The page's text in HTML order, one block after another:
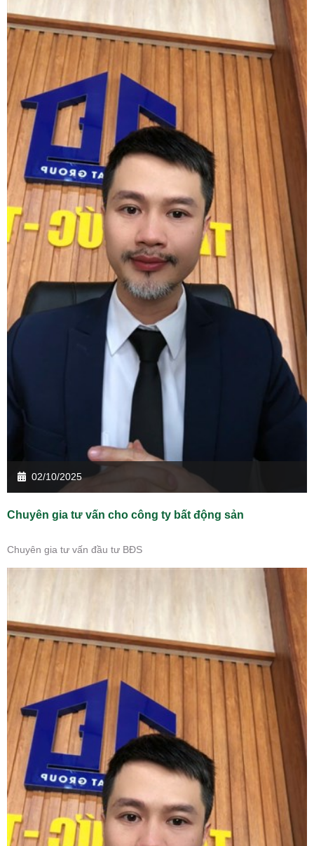
02/10/2025
Chuyên gia tư vấn cho công ty bất động sản
Chuyên gia tư vấn đầu tư BĐS